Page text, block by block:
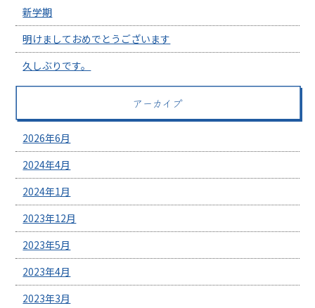
新学期
明けましておめでとうございます
久しぶりです。
アーカイブ
2026年6月
2024年4月
2024年1月
2023年12月
2023年5月
2023年4月
2023年3月